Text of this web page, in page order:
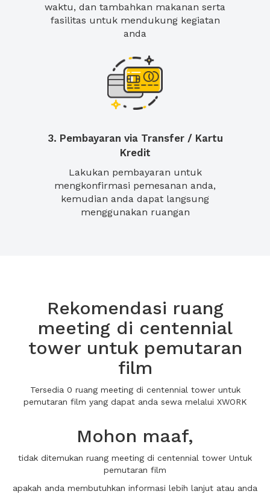
waktu, dan tambahkan makanan serta
fasilitas untuk mendukung kegiatan
anda
3. Pembayaran via Transfer / Kartu
Kredit
Lakukan pembayaran untuk
mengkonfirmasi pemesanan anda,
kemudian anda dapat langsung
menggunakan ruangan
Rekomendasi ruang
meeting di centennial
tower untuk pemutaran
film
Tersedia 0 ruang meeting di centennial tower untuk
pemutaran film yang dapat anda sewa melalui XWORK
Mohon maaf,
tidak ditemukan ruang meeting di centennial tower Untuk
pemutaran film
apakah anda membutuhkan informasi lebih lanjut atau anda